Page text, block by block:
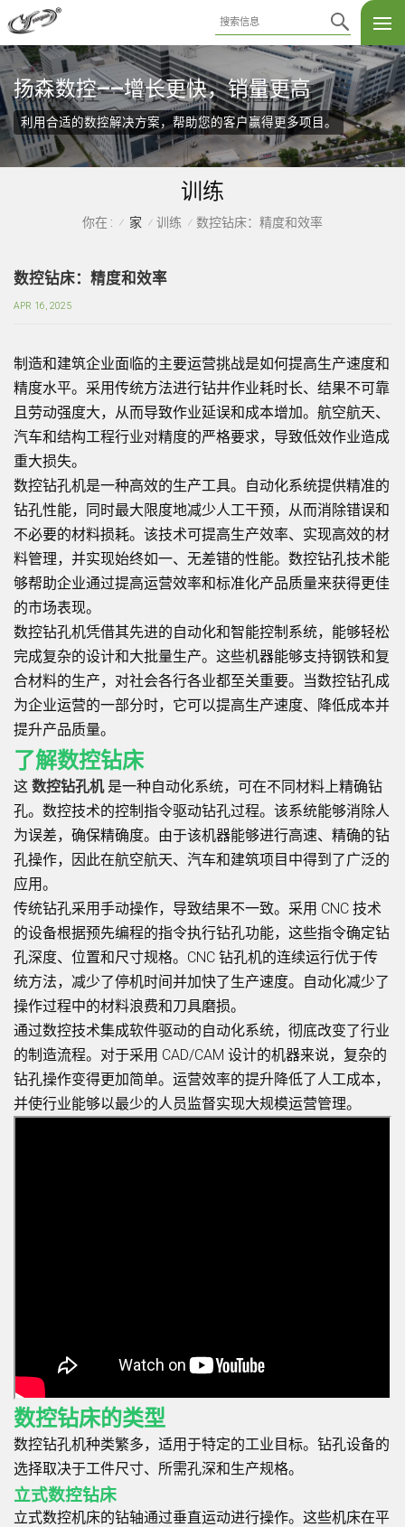
扬森数控——增长更快，销量更高
利用合适的数控解决方案，帮助您的客户赢得更多项目。
训练
你在 : / 家 / 训练 / 数控钻床：精度和效率
数控钻床：精度和效率
APR 16, 2025
制造和建筑企业面临的主要运营挑战是如何提高生产速度和
精度水平。采用传统方法进行钻井作业耗时长、结果不可靠
且劳动强度大，从而导致作业延误和成本增加。航空航天、
汽车和结构工程行业对精度的严格要求，导致低效作业造成
重大损失。
数控钻孔机是一种高效的生产工具。自动化系统提供精准的
钻孔性能，同时最大限度地减少人工干预，从而消除错误和
不必要的材料损耗。该技术可提高生产效率、实现高效的材
料管理，并实现始终如一、无差错的性能。数控钻孔技术能
够帮助企业通过提高运营效率和标准化产品质量来获得更佳
的市场表现。
数控钻孔机凭借其先进的自动化和智能控制系统，能够轻松
完成复杂的设计和大批量生产。这些机器能够支持钢铁和复
合材料的生产，对社会各行各业都至关重要。当数控钻孔成
为企业运营的一部分时，它可以提高生产速度、降低成本并
提升产品质量。
了解数控钻床
这 数控钻孔机是一种自动化系统，可在不同材料上精确钻
孔。数控技术的控制指令驱动钻孔过程。该系统能够消除人
为误差，确保精确度。由于该机器能够进行高速、精确的钻
孔操作，因此在航空航天、汽车和建筑项目中得到了广泛的
应用。
传统钻孔采用手动操作，导致结果不一致。采用 CNC 技术
的设备根据预先编程的指令执行钻孔功能，这些指令确定钻
孔深度、位置和尺寸规格。CNC 钻孔机的连续运行优于传
统方法，减少了停机时间并加快了生产速度。自动化减少了
操作过程中的材料浪费和刀具磨损。
通过数控技术集成软件驱动的自动化系统，彻底改变了行业
的制造流程。对于采用 CAD/CAM 设计的机器来说，复杂的
钻孔操作变得更加简单。运营效率的提升降低了人工成本，
并使行业能够以最少的人员监督实现大规模运营管理。
数控钻床的类型
数控钻孔机种类繁多，适用于特定的工业目标。钻孔设备的
选择取决于工件尺寸、所需孔深和生产规格。
立式数控钻床
立式数控机床的钻轴通过垂直运动进行操作。这些机床在平